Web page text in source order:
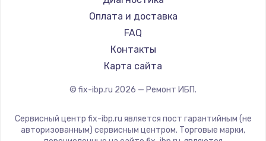
Оплата и доставка
FAQ
Контакты
Карта сайта
© fix-ibp.ru 2026 — Ремонт ИБП.
Сервисный центр fix-ibp.ru является пост гарантийным (не
авторизованным) сервисным центром. Торговые марки,